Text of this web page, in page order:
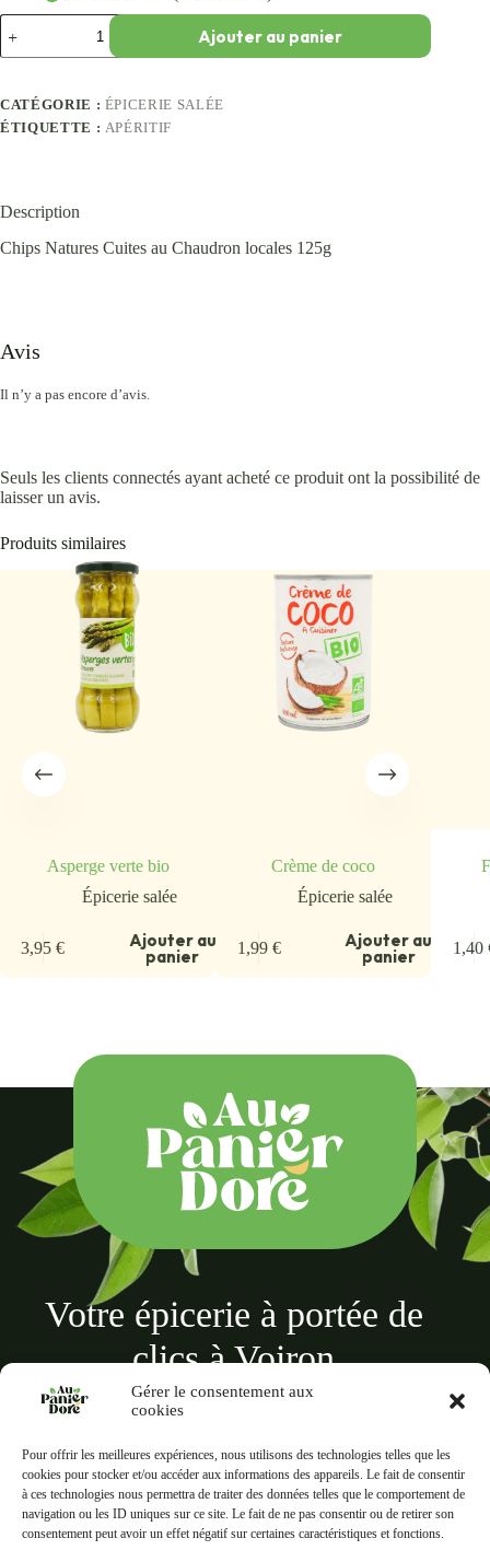
Gérer le consentement aux
cookies
Pour offrir les meilleures expériences, nous utilisons des technologies telles que les
cookies pour stocker et/ou accéder aux informations des appareils. Le fait de consentir
à ces technologies nous permettra de traiter des données telles que le comportement de
navigation ou les ID uniques sur ce site. Le fait de ne pas consentir ou de retirer son
consentement peut avoir un effet négatif sur certaines caractéristiques et fonctions.
Ajouter au panier
CATÉGORIE : ÉPICERIE SALÉE
ÉTIQUETTE : APÉRITIF
Description
Chips Natures Cuites au Chaudron locales 125g
Avis
Il n’y a pas encore d’avis.
Seuls les clients connectés ayant acheté ce produit ont la possibilité de
laisser un avis.
Produits similaires
Asperge verte bio
Épicerie salée
3,95€ Ajouter au
panier
Crème de coco
Épicerie salée
1,99 € Ajouter au
panier 1,40
Votre épicerie à portée de
clics à Voiron
Au panier doré
18 Rue des Terreaux, 38500 Voiron